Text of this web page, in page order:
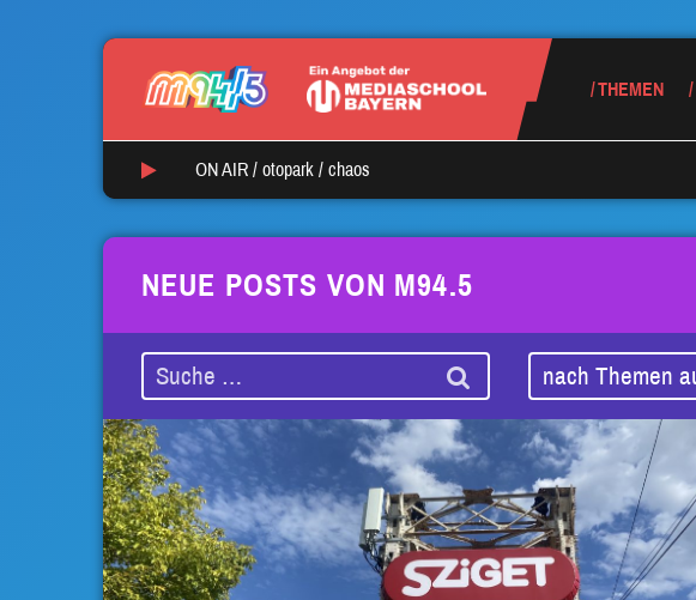
THEMEN
ON AIR / otopark / chaos
NEUE POSTS VON M94.5